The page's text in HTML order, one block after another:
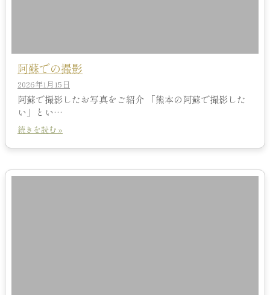
阿蘇での撮影
2026年1月15日
阿蘇で撮影したお写真をご紹介 「熊本の阿蘇で撮影した
い」とい…
続きを読む »